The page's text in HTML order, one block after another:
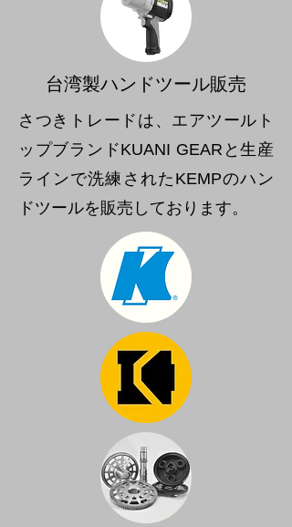
​台湾製ハンドツール販売
さつきトレードは、エアツールト
ップブランドKUANI GEARと生産
ラインで洗練されたKEMPのハン
ドツールを販売しております。